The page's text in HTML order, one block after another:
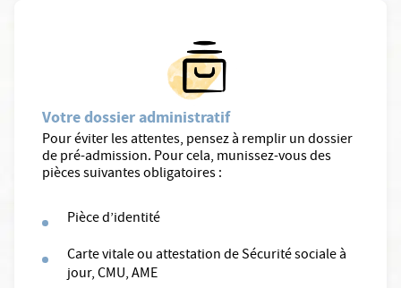
Votre dossier administratif
Pour éviter les attentes, pensez à remplir un dossier
de pré-admission. Pour cela, munissez-vous des
pièces suivantes obligatoires :
Pièce d’identité
Carte vitale ou attestation de Sécurité sociale à
jour, CMU, AME